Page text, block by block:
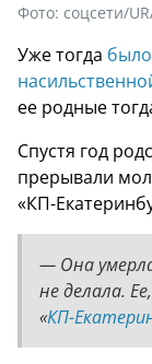
Фото: соцсети/
Уже тогда
ее родные
Спустя год
прерывали
«КП-
— Она
не делала.
«КП-